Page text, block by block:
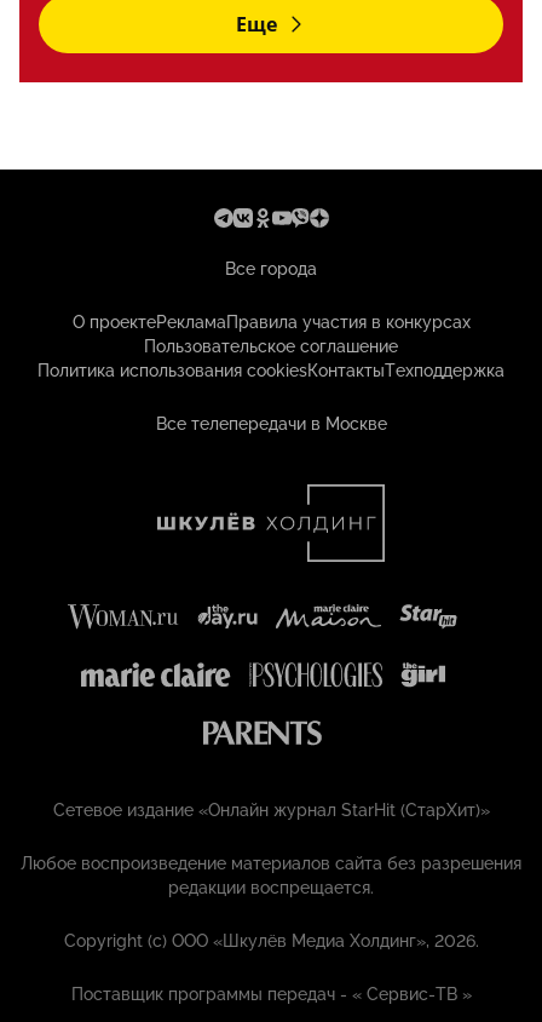
Еще
Все города
О проектеРекламаПравила участия в конкурсах
Пользовательское соглашение
Политика использования cookiesКонтактыТехподдержка
Все телепередачи в Москве
Сетевое издание «Онлайн журнал StarHit (СтарХит)»
Любое воспроизведение материалов сайта без разрешения
редакции воспрещается.
Copyright (с) ООО «Шкулёв Медиа Холдинг», 2026.
Поставщик программы передач - «Сервис-ТВ »